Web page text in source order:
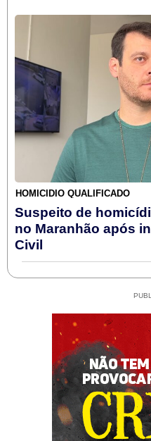
HOMICÍDIO QUALIFICADO
Suspeito de
no Maranhão após
Civil